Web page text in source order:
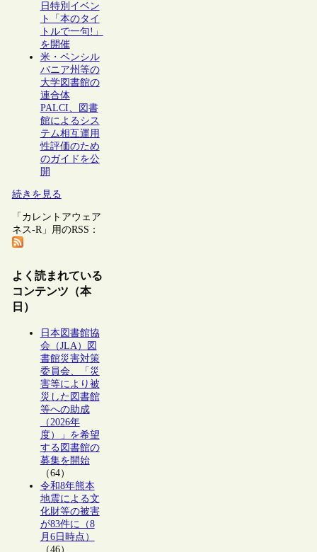
日特別イベン
ト「本のタイ
トルで一句!」
を開催
米・ペンシル
バニア州等の
大学図書館の
連合体
PALCI、図書
館によるシス
テム相互運用
性評価のため
のガイドを公
開
続きを見る
「カレントアウェア
ネス-R」用のRSS：
よく読まれている
コンテンツ（本
日）
日本図書館協
会（JLA）図
書館災害対策
委員会、「災
害等により被
災した図書館
等への助成
（2026年
度）」を希望
する図書館の
募集を開始
（64）
令和8年熊本
地震による文
化財等の被害
が83件に（8
月6日時点）
（46）